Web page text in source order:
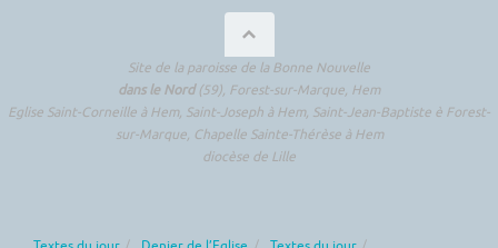
Site de la paroisse de la Bonne Nouvelle
dans le Nord(59), Forest-sur-Marque, Hem
Eglise Saint-Corneille à Hem, Saint-Joseph à Hem, Saint-Jean-Baptiste è Forest-
sur-Marque, Chapelle Sainte-Thérèse à Hem
diocèse de Lille